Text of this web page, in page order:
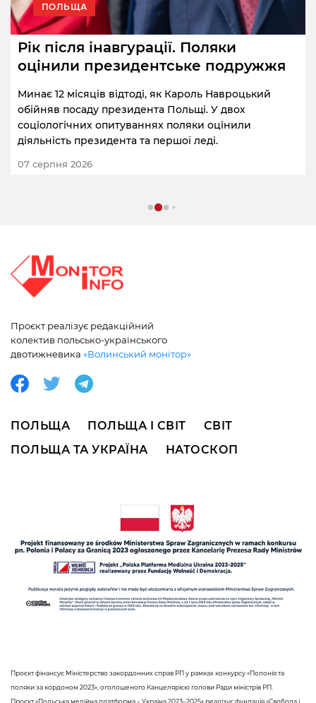
ПОЛЬЩА
Рік після інавгурації. Поляки
оцінили президентське подружжя
Минає 12 місяців відтоді, як Кароль Навроцький
обійняв посаду президента Польщі. У двох
соціологічних опитуваннях поляки оцінили
діяльність президента та першої леді.
07 серпня 2026
Проєкт реалізує редакційний
колектив польсько-українського
двотижневика «Волинський монітор»
ПОЛЬЩА ПОЛЬЩА І СВІТ
СВІТ
ПОЛЬЩА ТА УКРАЇНА
НАТОСКОП
Проєкт фінансує Міністерство закордонних справ РП у рамках конкурсу «Полонія та
поляки за кордоном 2023», оголошеного Канцелярією голови Ради міністрів РП.
Проєкт «Польська медійна платформа – Україна 2023–2025» реалізує фундація «Свобода і